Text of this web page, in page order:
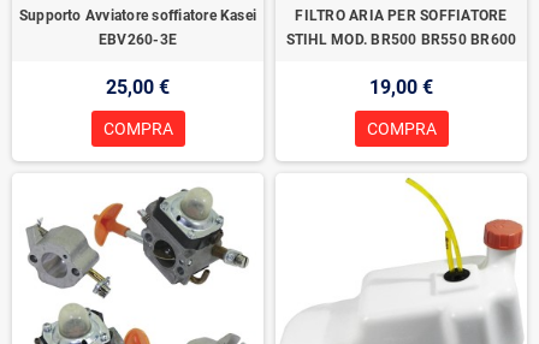
Supporto Avviatore soffiatore Kasei
EBV260-3E
25,00 €
COMPRA
FILTRO ARIA PER SOFFIATORE
STIHL MOD. BR500 BR550 BR600
19,00 €
COMPRA